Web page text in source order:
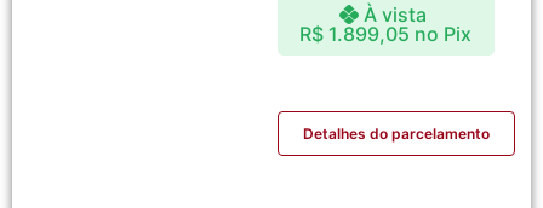
À vista
R$ 1.899,05 no Pix
Detalhes do parcelamento